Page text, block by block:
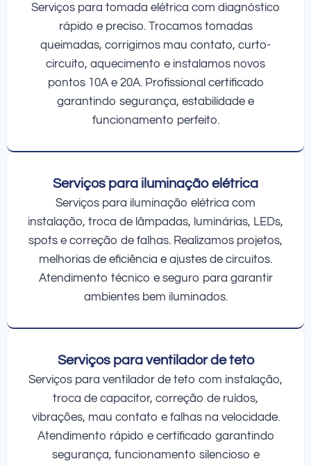
Serviços para tomada elétrica com diagnóstico
rápido e preciso. Trocamos tomadas
queimadas, corrigimos mau contato, curto-
circuito, aquecimento e instalamos novos
pontos 10A e 20A. Profissional certificado
garantindo segurança, estabilidade e
funcionamento perfeito.
Serviços para iluminação elétrica
Serviços para iluminação elétrica com
instalação, troca de lâmpadas, luminárias, LEDs,
spots e correção de falhas. Realizamos projetos,
melhorias de eficiência e ajustes de circuitos.
Atendimento técnico e seguro para garantir
ambientes bem iluminados.
Serviços para ventilador de teto
Serviços para ventilador de teto com instalação,
troca de capacitor, correção de ruídos,
vibrações, mau contato e falhas na velocidade.
Atendimento rápido e certificado garantindo
segurança, funcionamento silencioso e